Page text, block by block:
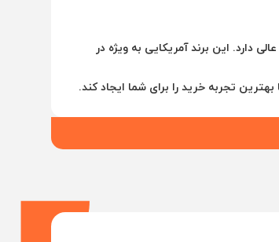
دارد. این برند آمریکایی به ویژه در
تجربه خرید را برای شما ایجاد کند.
زیادی دارد.